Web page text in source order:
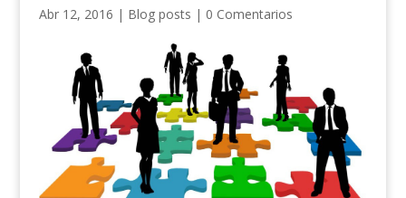
Abr 12, 2016 | Blog posts | 0 Comentarios